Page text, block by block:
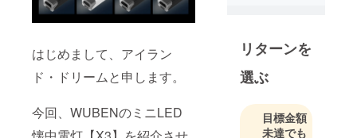
はじめまして、アイラン
ド・ドリームと申します。
今回、WUBENのミニLED
皆様との架
け橋となる
よう日々努
す。
リターンを
選ぶ
目標金額
未達でも